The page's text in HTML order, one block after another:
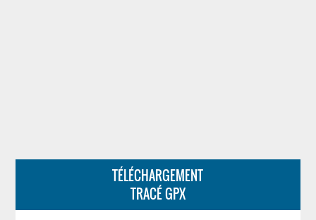
TÉLÉCHARGEMENT
TRACÉ GPX